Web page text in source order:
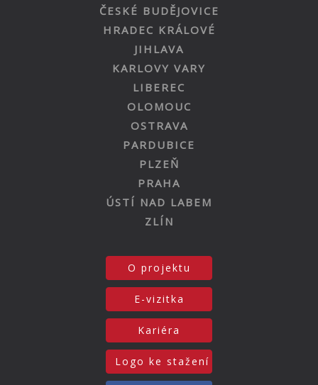
ČESKÉ BUDĚJOVICE
HRADEC KRÁLOVÉ
JIHLAVA
KARLOVY VARY
LIBEREC
OLOMOUC
OSTRAVA
PARDUBICE
PLZEŇ
PRAHA
ÚSTÍ NAD LABEM
ZLÍN
O projektu
E-vizitka
Kariéra
Logo ke stažení